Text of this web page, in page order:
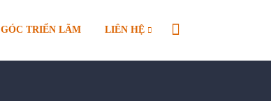
GÓC TRIỂN LÃM LIÊN HỆ